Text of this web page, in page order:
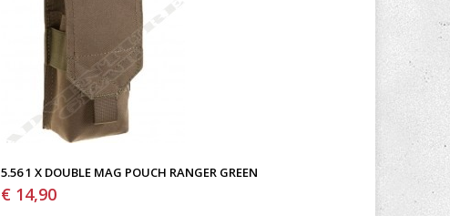
5.56 1 X DOUBLE MAG POUCH RANGER GREEN
€ 14,90